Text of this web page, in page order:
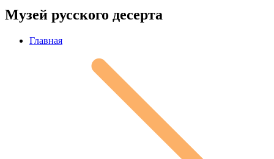
Музей русского десерта
Главная